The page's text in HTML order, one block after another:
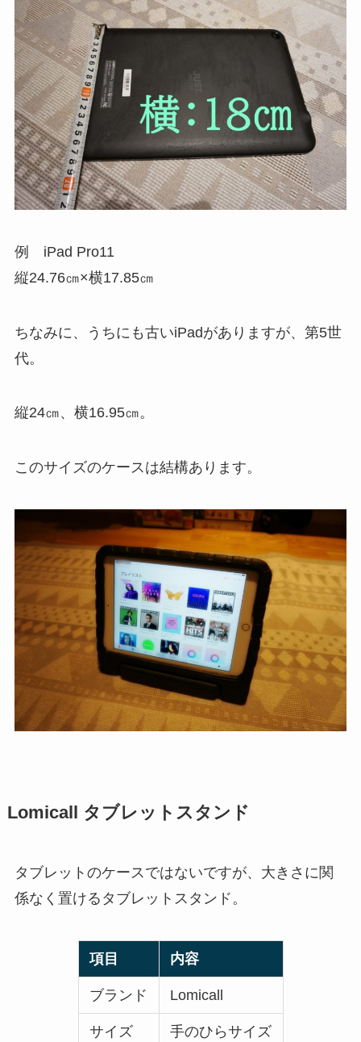
例 iPad Pro11
縦24.76㎝×横17.85㎝
ちなみに、うちにも古いiPadがありますが、第5世
代。
縦24㎝、横16.95㎝。
このサイズのケースは結構あります。
Lomicall タブレットスタンド
タブレットのケースではないですが、大きさに関
係なく置けるタブレットスタンド。
項目 内容
ブランド Lomicall
サイズ 手のひらサイズ